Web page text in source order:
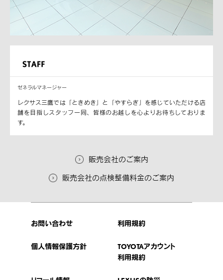
ゼネラルマネージャー
レクサス三鷹では「ときめき」と「やすらぎ」を感じていただける店
舗を目指しスタッフ一同、皆様のお越しを心よりお待ちしておりま
す。
販売会社のご案内
販売会社の点検整備料金のご案内
お問い合わせ 利用規約
個人情報保護方針
TOYOTAアカウント
利用規約